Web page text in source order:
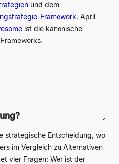
und dem
Framework. April
ist die kanonische
strategische Entscheidung, wo
im Vergleich zu Alternativen
vier Fragen: Wer ist der